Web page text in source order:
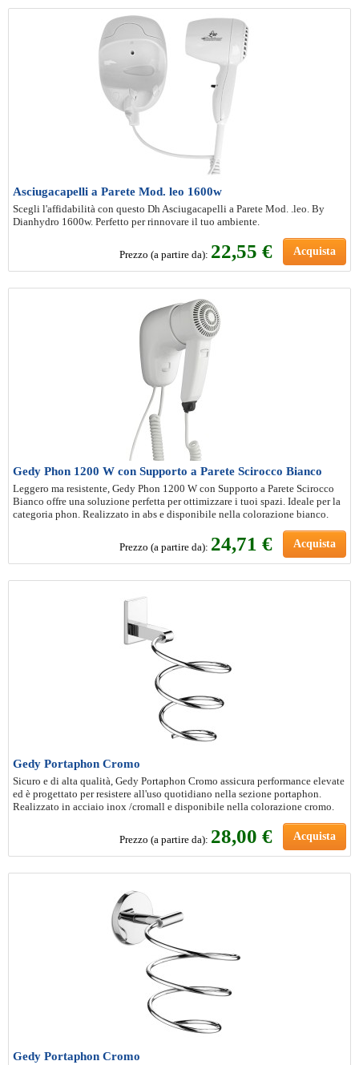
Asciugacapelli a Parete Mod. leo 1600w
Scegli l'affidabilità con questo Dh Asciugacapelli a Parete Mod. .leo. By
Dianhydro 1600w. Perfetto per rinnovare il tuo ambiente.
Prezzo (a partire da): 22,55 € Acquista
Gedy Phon 1200 W con Supporto a Parete Scirocco Bianco
Leggero ma resistente, Gedy Phon 1200 W con Supporto a Parete Scirocco
Bianco offre una soluzione perfetta per ottimizzare i tuoi spazi. Ideale per la
categoria phon. Realizzato in abs e disponibile nella colorazione bianco.
Prezzo (a partire da): 24,71 € Acquista
Gedy Portaphon Cromo
Sicuro e di alta qualità, Gedy Portaphon Cromo assicura performance elevate
ed è progettato per resistere all'uso quotidiano nella sezione portaphon.
Realizzato in acciaio inox /cromall e disponibile nella colorazione cromo.
Prezzo (a partire da): 28,00 € Acquista
Gedy Portaphon Cromo